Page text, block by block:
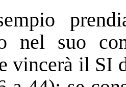
nel suo
vincerà il SI